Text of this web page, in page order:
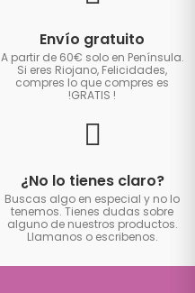
Envío gratuito
A partir de 60€ solo en Península.
Si eres Riojano, Felicidades,
compres lo que compres es
!GRATIS !
¿No lo tienes claro?
Buscas algo en especial y no lo
tenemos. Tienes dudas sobre
alguno de nuestros productos.
Llamanos o escribenos.